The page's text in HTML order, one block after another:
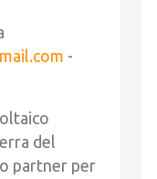
-
del
partner per